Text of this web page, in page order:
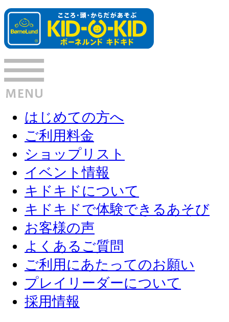
はじめての方へ
ご利用料金
ショップリスト
イベント情報
キドキドについて
キドキドで体験できるあそび
お客様の声
よくあるご質問
ご利用にあたってのお願い
プレイリーダーについて
採用情報